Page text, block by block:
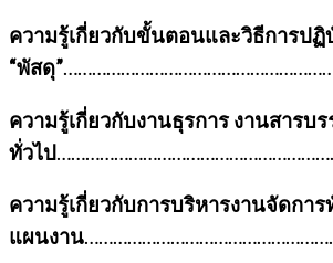
ความรู้เกี่ยวกับขั้นตอนและวิธีการปฏิ
“พัสดุ”
ความรู้เกี่ยวกับงานธุรการ งานสารบ
ทั่วไป
ความรู้เกี่ยวกับการบริหารงานจัดกา
แผนงาน